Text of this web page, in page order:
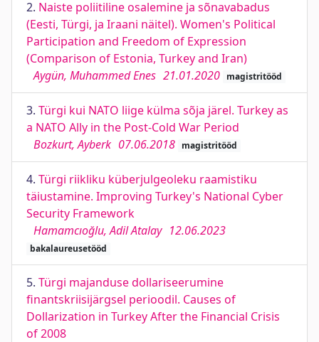
2. Naiste poliitiline osalemine ja sõnavabadus
(Eesti, Türgi, ja Iraani näitel). Women's Political
Participation and Freedom of Expression
(Comparison of Estonia, Turkey and Iran)
Aygün, Muhammed Enes 21.01.2020 magistritööd
3. Türgi kui NATO liige külma sõja järel. Turkey as
a NATO Ally in the Post-Cold War Period
Bozkurt, Ayberk 07.06.2018 magistritööd
4. Türgi riikliku küberjulgeoleku raamistiku
täiustamine. Improving Turkey's National Cyber
Security Framework
Hamamcıoğlu, Adil Atalay 12.06.2023
bakalaureusetööd
5. Türgi majanduse dollariseerumine
finantskriisijärgsel perioodil. Causes of
Dollarization in Turkey After the Financial Crisis
of 2008